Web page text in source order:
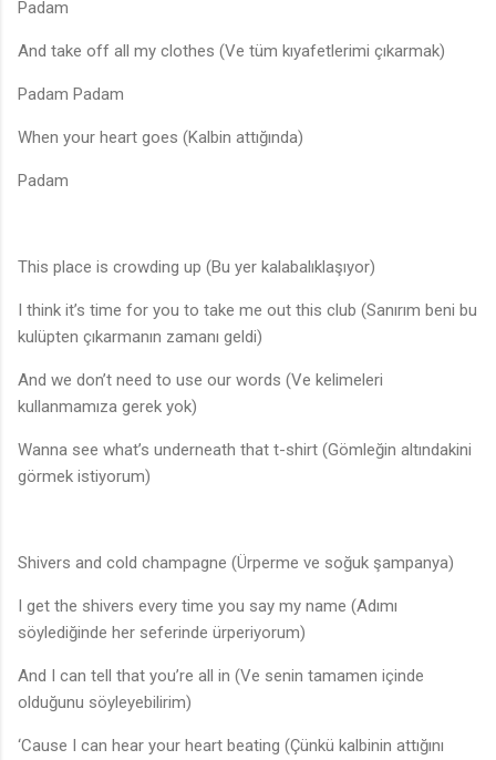
Padam
And take off all my clothes (Ve tüm kıyafetlerimi çıkarmak)
Padam Padam
When your heart goes (Kalbin attığında)
Padam
This place is crowding up (Bu yer kalabalıklaşıyor)
I think it’s time for you to take me out this club (Sanırım beni bu
kulüpten çıkarmanın zamanı geldi)
And we don’t need to use our words (Ve kelimeleri
kullanmamıza gerek yok)
Wanna see what’s underneath that t-shirt (Gömleğin altındakini
görmek istiyorum)
Shivers and cold champagne (Ürperme ve soğuk şampanya)
I get the shivers every time you say my name (Adımı
söylediğinde her seferinde ürperiyorum)
And I can tell that you’re all in (Ve senin tamamen içinde
olduğunu söyleyebilirim)
‘Cause I can hear your heart beating (Çünkü kalbinin attığını